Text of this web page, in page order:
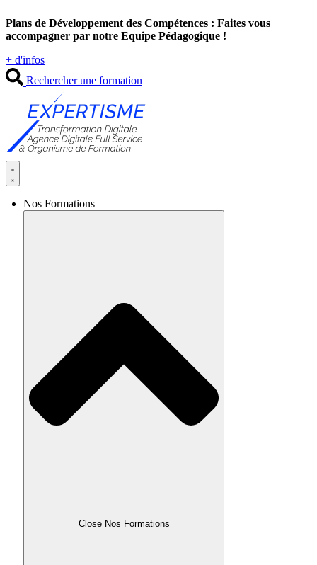
au
contenu
Plans de Développement des Compétences : Faites vous
accompagner par notre Equipe Pédagogique !
+ d'infos
Rechercher une formation
Nos Formations
Close Nos Formations